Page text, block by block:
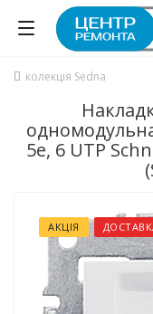
колекція Sedna
5e, 6 UTP
АКЦІЯ